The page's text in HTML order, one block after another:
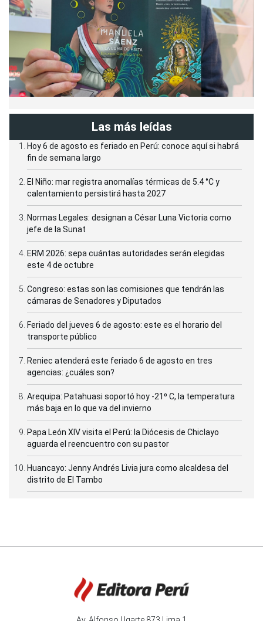
Las más leídas
Hoy 6 de agosto es feriado en Perú: conoce aquí si habrá
fin de semana largo
El Niño: mar registra anomalías térmicas de 5.4 °C y
calentamiento persistirá hasta 2027
Normas Legales: designan a César Luna Victoria como
jefe de la Sunat
ERM 2026: sepa cuántas autoridades serán elegidas
este 4 de octubre
Congreso: estas son las comisiones que tendrán las
cámaras de Senadores y Diputados
Feriado del jueves 6 de agosto: este es el horario del
transporte público
Reniec atenderá este feriado 6 de agosto en tres
agencias: ¿cuáles son?
Arequipa: Patahuasi soportó hoy -21⁰ C, la temperatura
más baja en lo que va del invierno
Papa León XIV visita el Perú: la Diócesis de Chiclayo
aguarda el reencuentro con su pastor
Huancayo: Jenny Andrés Livia jura como alcaldesa del
distrito de El Tambo